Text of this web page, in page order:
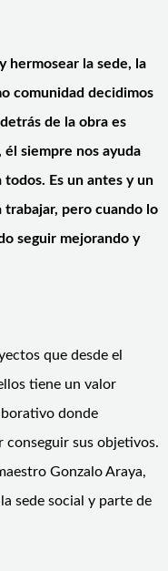
hermosear la sede, la
comunidad decidimos
de la obra es
siempre nos ayuda
Es un antes y un
trabajar, pero cuando lo
seguir mejorando y
que desde el
tiene un valor
donde
sus objetivos.
Gonzalo Araya,
sede social y parte de